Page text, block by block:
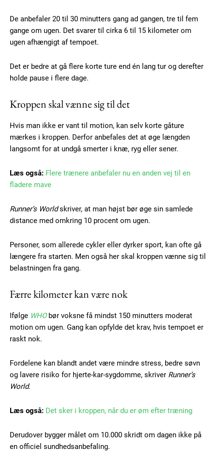
Subscription Plans
Free limited access
De anbefaler 20 til 30 minutters gang ad gangen, tre til fem
gange om ugen. Det svarer til cirka 6 til 15 kilometer om
ugen afhængigt af tempoet.
Det er bedre at gå flere korte ture end én lang tur og derefter
holde pause i flere dage.
Kroppen skal vænne sig til det
Hvis man ikke er vant til motion, kan selv korte gåture
mærkes i kroppen. Derfor anbefales det at øge længden
langsomt for at undgå smerter i knæ, ryg eller sener.
Læs også: Flere trænere anbefaler nu en anden vej til en
fladere mave
Runner’s Worldskriver, at man højst bør øge sin samlede
distance med omkring 10 procent om ugen.
Personer, som allerede cykler eller dyrker sport, kan ofte gå
længere fra starten. Men også her skal kroppen vænne sig til
belastningen fra gang.
Færre kilometer kan være nok
Ifølge WHObør voksne få mindst 150 minutters moderat
motion om ugen. Gang kan opfylde det krav, hvis tempoet er
raskt nok.
Fordelene kan blandt andet være mindre stress, bedre søvn
og lavere risiko for hjerte-kar-sygdomme, skriver Runner’s
World.
Læs også: Det sker i kroppen, når du er øm efter træning
Derudover bygger målet om 10.000 skridt om dagen ikke på
en officiel sundhedsanbefaling.